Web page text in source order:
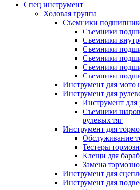
Спец инструмент
Ходовая группа
Съемники
Съемники
Съемники
Съемники
Съемники
Съемники
Съемники
Инструмент для мото
Инструмент для
Инструмент для
Съемники
рулевых тяг
Инструмент для
Обслуживание
Тестеры
Клещи для
Замена
Инструмент для
Инструмент для